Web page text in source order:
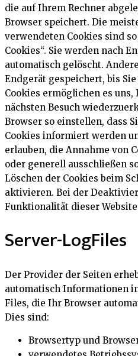
die auf Ihrem Rechner
Browser speichert. Die
verwendeten Cookies sind
Cookies“. Sie werden nach
automatisch gelöscht.
Endgerät gespeichert, bis
Cookies ermöglichen es
nächsten Besuch
Browser so einstellen, dass
Cookies informiert werden
erlauben, die Annahme von
oder generell ausschließen
Löschen der Cookies beim
aktivieren. Bei der
Funktionalität dieser
Server-LogFiles
Der Provider der Seiten
automatisch Informationen
Files, die Ihr Browser
Dies sind:
Browsertyp und